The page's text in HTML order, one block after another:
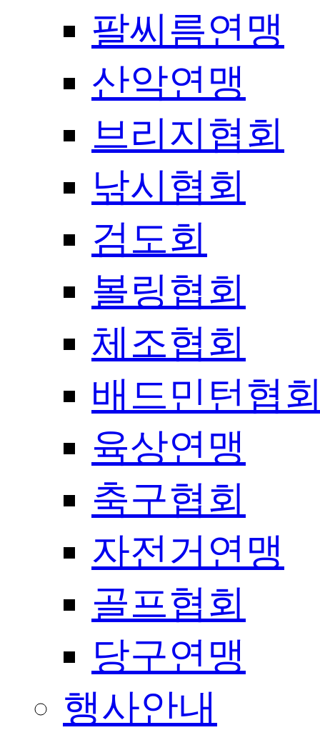
팔씨름연맹
산악연맹
브리지협회
낚시협회
검도회
볼링협회
체조협회
배드민턴협
육상연맹
축구협회
자전거연맹
골프협회
당구연맹
행사안내